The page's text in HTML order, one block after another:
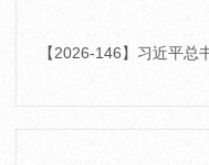
【2026-146】习近平总